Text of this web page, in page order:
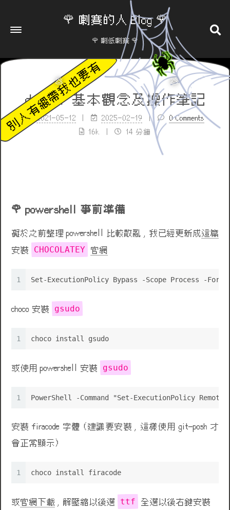
🌹 喇賽的人 Blog 🌹
🌹 喇低喇賽 🌹
docker 基本觀念及操作筆記
2021-05-12 2025-02-19
0 Comments
16k
14 分鐘
powershell 事前準備
礙於之前整理 powershell 比較散亂 , 我已經更新成這篇
安裝
CHOCOLATEY 官網
1 Set-ExecutionPolicy Bypass -Scope Process -
choco 安裝 gsudo
1 choco install gsudo
或使用 powershell 安裝 gsudo
1 PowerShell -Command "Set-ExecutionPolicy
安裝 firacode 字體 (建議要安裝 , 這樣使用 git-posh 才
會正常顯示)
1 choco install firacode
或官網下載 , 解壓縮以後選 ttf 全選以後右鍵安裝